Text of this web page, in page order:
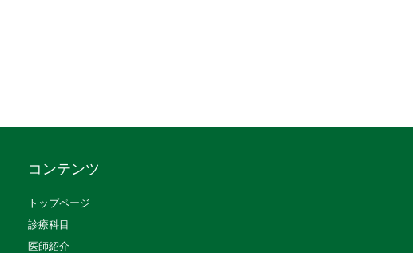
コンテンツ
トップページ
診療科目
医師紹介